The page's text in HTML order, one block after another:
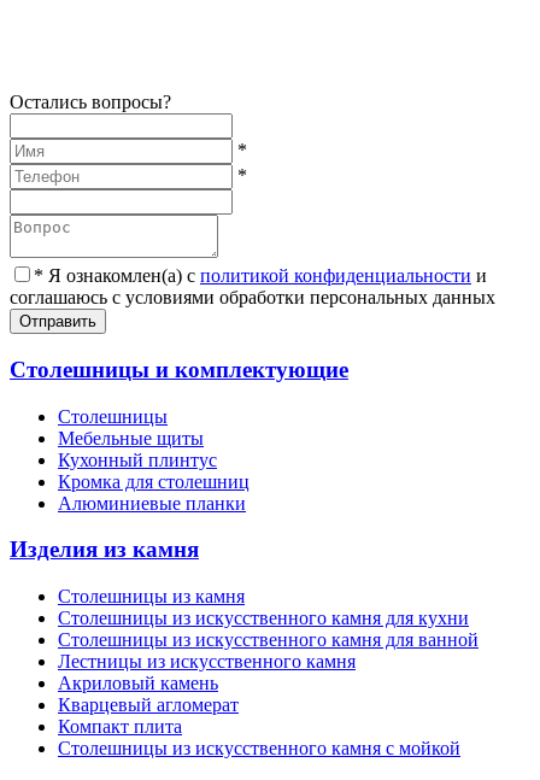
Остались вопросы?
*
*
* Я ознакомлен(а) с политикой конфиденциальности и
соглашаюсь с условиями обработки персональных данных
Отправить
Столешницы и комплектующие
Столешницы
Мебельные щиты
Кухонный плинтус
Кромка для столешниц
Алюминиевые планки
Изделия из камня
Столешницы из камня
Cтолешницы из искусственного камня для кухни
Cтолешницы из искусственного камня для ванной
Лестницы из искусственного камня
Акриловый камень
Кварцевый агломерат
Компакт плита
Столешницы из искусственного камня с мойкой